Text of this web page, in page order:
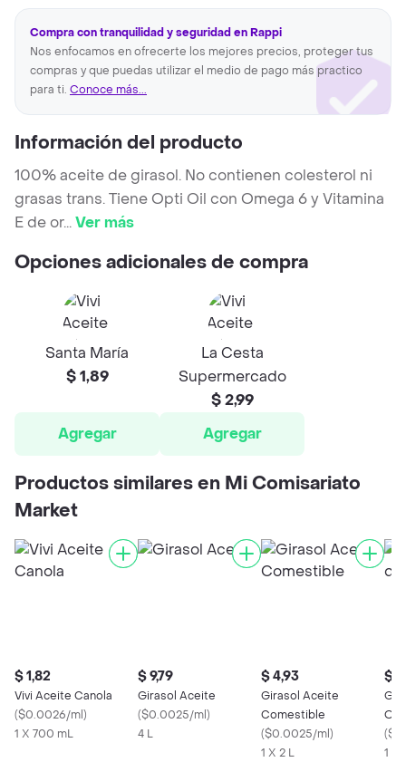
Compra con tranquilidad y seguridad en Rappi
Nos enfocamos en ofrecerte los mejores precios, proteger tus
compras y que puedas utilizar el medio de pago más practico
para ti. Conoce más...
Información del producto
100% aceite de girasol. No contienen colesterol ni
grasas trans. Tiene Opti Oil con Omega 6 y Vitamina
E de or...Ver más
Opciones adicionales de compra
Santa María
$ 1,89
Agregar
La Cesta
Supermercado
$ 2,99
Agregar
Productos similares en Mi Comisariato
Market
$ 1,82
Vivi Aceite Canola
($0.0026/ml)
1 X 700 mL
$ 9,79
Girasol Aceite
($0.0025/ml)
4 L
$ 4,93
Girasol Aceite
Comestible
($0.0025/ml)
1 X 2 L
$
(
1 X